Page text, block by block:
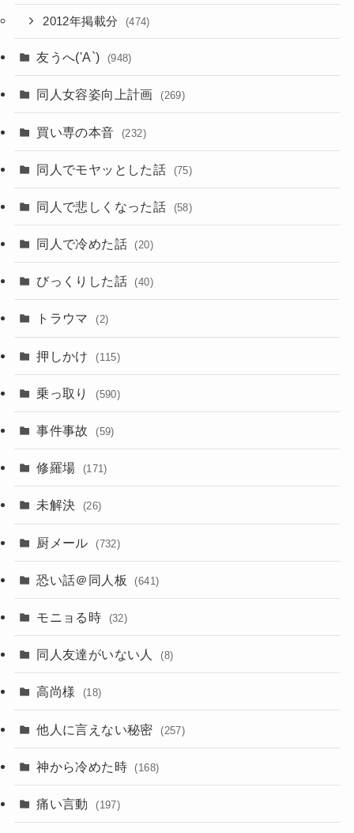
2012年掲載分 (474)
友うへ('A`) (948)
同人女容姿向上計画 (269)
買い専の本音 (232)
同人でモヤッとした話 (75)
同人で悲しくなった話 (58)
同人で冷めた話 (20)
びっくりした話 (40)
トラウマ (2)
押しかけ (115)
乗っ取り (590)
事件事故 (59)
修羅場 (171)
未解決 (26)
厨メール (732)
恐い話＠同人板 (641)
モニョる時 (32)
同人友達がいない人 (8)
高尚様 (18)
他人に言えない秘密 (257)
神から冷めた時 (168)
痛い言動 (197)